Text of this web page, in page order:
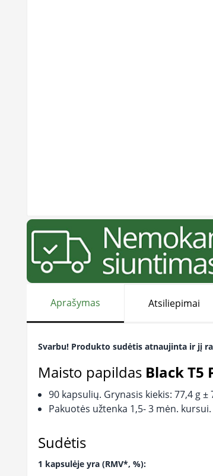
Aprašymas Atsiliepimai
Svarbu! Produkto sudėtis atnaujinta ir jį
Maisto papildas Black T5
90 kapsulių. Grynasis kiekis: 77,4 g
Pakuotės užtenka 1,5- 3 mėn. kursui.
Sudėtis
1 kapsulėje yra (RMV*, %):